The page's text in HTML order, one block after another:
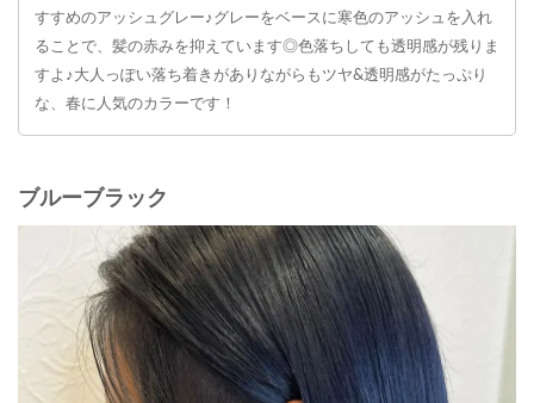
すすめのアッシュグレー♪グレーをベースに寒色のアッシュを入れ
ることで、髪の赤みを抑えています◎色落ちしても透明感が残りま
すよ♪大人っぽい落ち着きがありながらもツヤ&透明感がたっぷり
な、春に人気のカラーです！
ブルーブラック